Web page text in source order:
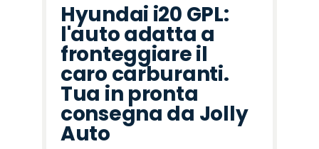
Hyundai i20 GPL:
l'auto adatta a
fronteggiare il
caro carburanti.
Tua in pronta
consegna da Jolly
Auto